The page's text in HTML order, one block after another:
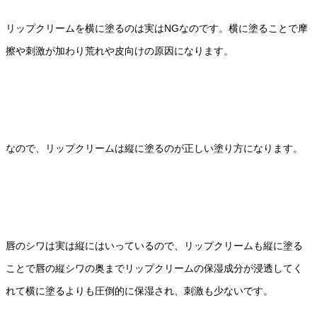
リップクリームを横に塗るのは実はNGなのです。横に塗ることで摩
擦や刺激が加わり荒れや皮向けの原因になります。
なので、リップクリームは縦に塗るのが正しい塗り方になります。
唇のシワは実は縦にはいっているので、リップクリームも縦に塗る
ことで唇の縦シワの奥までリップクリームの保湿成分が浸透してく
れて横に塗るよりも圧倒的に保湿され、刺激も少ないです。